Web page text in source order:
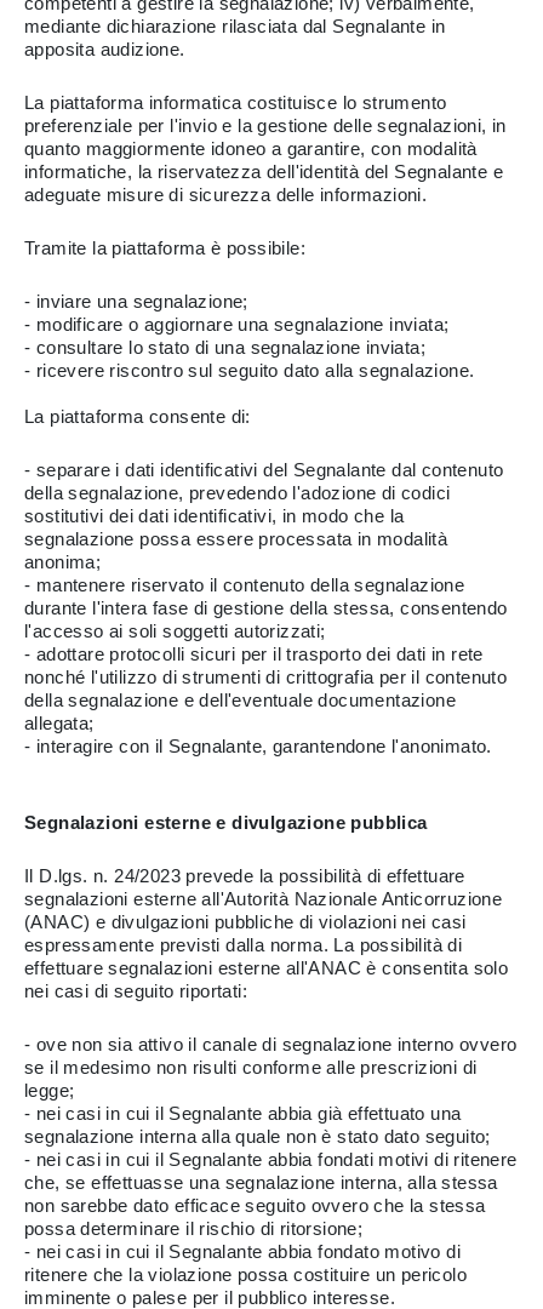
mediante dichiarazione rilasciata dal Segnalante in
apposita audizione.
La piattaforma informatica costituisce lo strumento
preferenziale per l'invio e la gestione delle segnalazioni, in
quanto maggiormente idoneo a garantire, con modalità
informatiche, la riservatezza dell'identità del Segnalante e
adeguate misure di sicurezza delle informazioni.
Tramite la piattaforma è possibile:
- inviare una segnalazione;
- modificare o aggiornare una segnalazione inviata;
- consultare lo stato di una segnalazione inviata;
- ricevere riscontro sul seguito dato alla segnalazione.
La piattaforma consente di:
- separare i dati identificativi del Segnalante dal contenuto
della segnalazione, prevedendo l'adozione di codici
sostitutivi dei dati identificativi, in modo che la
segnalazione possa essere processata in modalità
anonima;
- mantenere riservato il contenuto della segnalazione
durante l'intera fase di gestione della stessa, consentendo
l'accesso ai soli soggetti autorizzati;
- adottare protocolli sicuri per il trasporto dei dati in rete
nonché l'utilizzo di strumenti di crittografia per il contenuto
della segnalazione e dell'eventuale documentazione
allegata;
- interagire con il Segnalante, garantendone l'anonimato.
Segnalazioni esterne e divulgazione pubblica
Il D.lgs. n. 24/2023 prevede la possibilità di effettuare
segnalazioni esterne all'Autorità Nazionale Anticorruzione
(ANAC) e divulgazioni pubbliche di violazioni nei casi
espressamente previsti dalla norma. La possibilità di
effettuare segnalazioni esterne all'ANAC è consentita solo
nei casi di seguito riportati:
- ove non sia attivo il canale di segnalazione interno ovvero
se il medesimo non risulti conforme alle prescrizioni di
legge;
- nei casi in cui il Segnalante abbia già effettuato una
segnalazione interna alla quale non è stato dato seguito;
- nei casi in cui il Segnalante abbia fondati motivi di ritenere
che, se effettuasse una segnalazione interna, alla stessa
non sarebbe dato efficace seguito ovvero che la stessa
possa determinare il rischio di ritorsione;
- nei casi in cui il Segnalante abbia fondato motivo di
ritenere che la violazione possa costituire un pericolo
imminente o palese per il pubblico interesse.